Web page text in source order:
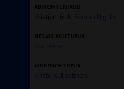
ABIKOHTUNIKUD
Kristjan Kruk, Sandra Nigulis
NELJAS KOHTUNIK
Karl Kena
VIDEOKOHTUNIK
Kristo Külljastinen